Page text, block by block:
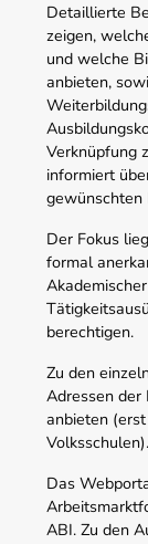
Detaillierte
zeigen,
und welche
anbieten,
Verknüpfung
informiert
gewünschten
Der Fokus
formal
berechtigen.
Zu den
Adressen der
anbieten
Volksschulen).
Das
ABI. Zu den